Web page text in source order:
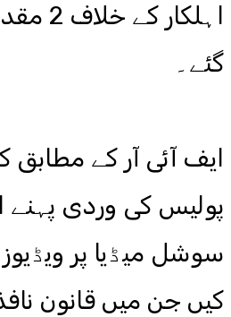
گئے۔
ایف آئی آر کے
پولیس کی وردی پہنے
سوشل میڈیا پر ویڈیوز
کیں جن میں قانون